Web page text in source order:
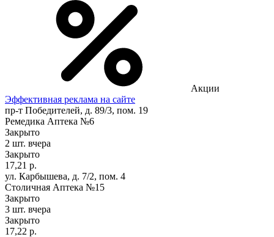
Акции
Эффективная реклама на сайте
пр-т Победителей, д. 89/3, пом. 19
Ремедика Аптека №6
Закрыто
2 шт. вчера
Закрыто
17,21 р.
ул. Карбышева, д. 7/2, пом. 4
Столичная Аптека №15
Закрыто
3 шт. вчера
Закрыто
17,22 р.